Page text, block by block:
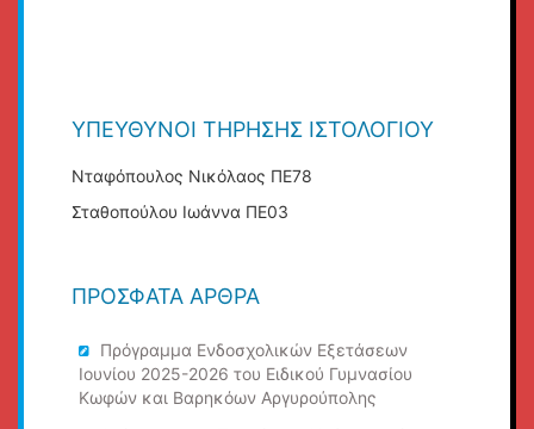
ΥΠΕΎΘΥΝΟΙ ΤΉΡΗΣΗΣ ΙΣΤΟΛΟΓΊΟΥ
Νταφόπουλος Νικόλαος ΠΕ78
Σταθοπούλου Ιωάννα ΠΕ03
ΠΡΌΣΦΑΤΑ ΆΡΘΡΑ
Πρόγραμμα Ενδοσχολικών Εξετάσεων
Ιουνίου 2025-2026 του Ειδικού Γυμνασίου
Κωφών και Βαρηκόων Αργυρούπολης